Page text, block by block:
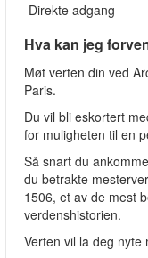
-Direkte adgang
Hva kan jeg
Møt verten din ved
Paris.
Du vil bli eskortert
for muligheten til en
Så snart du
du betrakte
1506, et av de mest
verdenshistorien.
Verten vil la deg